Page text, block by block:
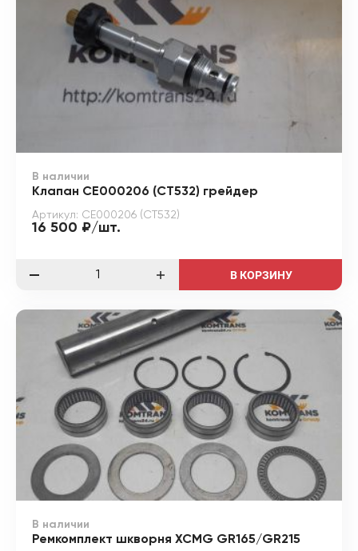
В наличии
Клапан CE000206 (CT532) грейдер
Артикул: CE000206 (CT532)
16 500 ₽/шт.
В КОРЗИНУ
В наличии
Ремкомплект шкворня XCMG GR165/GR215